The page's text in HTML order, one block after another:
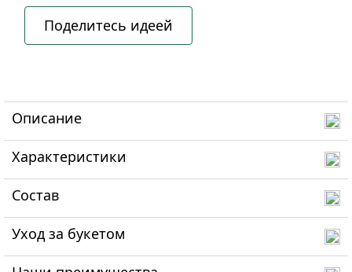
Поделитесь идеей
Описание
Характеристики
Состав
Уход за букетом